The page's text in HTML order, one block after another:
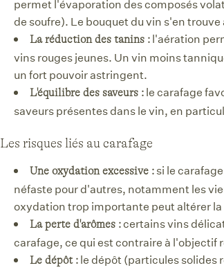
permet l'évaporation des composés
de soufre). Le bouquet du vin s'en
La réduction des tanins : l'aération
vins rouges jeunes. Un vin moins
un fort pouvoir astringent.
L'équilibre des saveurs : le carafage
saveurs présentes dans le vin, en
Les risques liés au carafage
Une oxydation excessive : si le
néfaste pour d'autres, notamment les
oxydation trop importante peut altérer la
La perte d'arômes :certains vins
carafage, ce qui est contraire à l'objectif
Le dépôt : le dépôt (particules solides